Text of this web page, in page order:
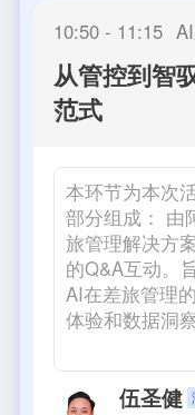
10:50 - 11:15
从管控到智
范式
本环节为本次
部分组成： 由
旅管理解决方
的Q&A互动。
AI在差旅管理
体验和数据洞
伍圣健